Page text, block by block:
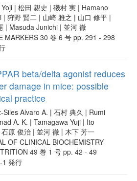
| 松田 親史 | 磯村 実 | Hamano
| 狩野 賢二 | 山崎 雅之 | 山口 修平 |
| Masuda Junichi | 並河 徹
MARKERS 30 巻 6 号 pp. 291 - 298
beta/delta agonist reduces
damage in mice: possible
practice
Siles Alvaro A. | 石村 典久 | Rumi
A. K. | Tamagawa Yuji | Ito
原 俊治 | 並河 徹 | 木下 芳一
OF CLINICAL BIOCHEMISTRY
49 巻 1 号 pp. 42 - 49
1 発行